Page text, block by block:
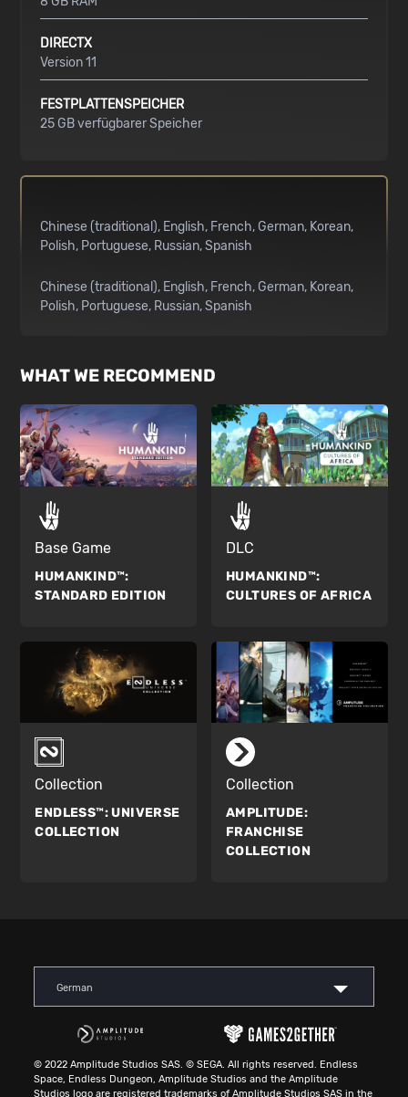
DIRECTX
Version 11
FESTPLATTENSPEICHER
25 GB verfügbarer Speicher
Chinese (traditional) English French German Korean
Polish Portuguese Russian Spanish
Chinese (traditional) English French German Korean
Polish Portuguese Russian Spanish
WHAT WE RECOMMEND
Base Game
HUMANKIND™:
STANDARD EDITION
DLC
HUMANKIND™:
CULTURES OF AFRICA
Collection
ENDLESS™: UNIVERSE
COLLECTION
Collection
AMPLITUDE:
FRANCHISE
COLLECTION
German
© 2022 Amplitude Studios SAS. © SEGA. All rights reserved. Endless
Space, Endless Dungeon, Amplitude Studios and the Amplitude
Studios logo are registered trademarks of Amplitude Studios SAS in the